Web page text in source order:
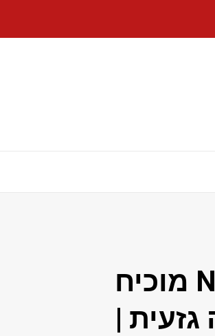
חיבוק של וומבי כפנים של ה-NBA מוכיח
|